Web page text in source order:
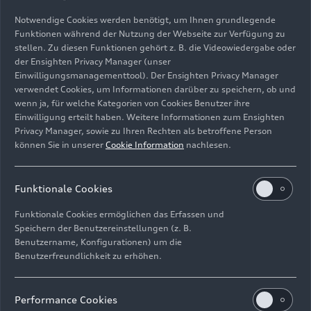
Standaufnahme,
Farbe: Daytonagrau Perleffekt
Bild-Nr: A241317 · Copyright: AUDI AG
Rechte: Verwendung für Pressezwecke honorarfrei
ImpressumRechtliches
Hinweisgebersystem
Notwendige Cookies werden benötigt, um Ihnen grundlegende
Funktionen während der Nutzung der Webseite zur Verfügung zu
stellen. Zu diesen Funktionen gehört z. B. die Videowiedergabe oder
der Ensighten Privacy Manager (unser
Einwilligungsmanagementtool). Der Ensighten Privacy Manager
verwendet Cookies, um Informationen darüber zu speichern, ob und
wenn ja, für welche Kategorien von Cookies Benutzer ihre
Einwilligung erteilt haben. Weitere Informationen zum Ensighten
Privacy Manager, sowie zu Ihren Rechten als betroffene Person
können Sie in unserer Cookie Information nachlesen.
Funktionale Cookies
Funktionale Cookies ermöglichen das Erfassen und
Speichern der Benutzereinstellungen (z. B.
Benutzername, Konfigurationen) um die
Benutzerfreundlichkeit zu erhöhen.
Performance Cookies